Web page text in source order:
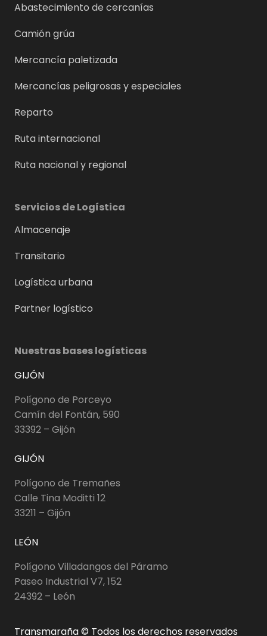
Abastecimiento de cercanías
Camión grúa
Mercancía paletizada
Mercancías peligrosas y especiales
Reparto
Ruta internacional
Ruta nacional y regional
Servicios de Logística
Almacenaje
Transitario
Logística urbana
Partner logístico
Nuestras bases logísticas
GIJÓN
Polígono de Porceyo
Camín del Fontán, 590
33392 – Gijón
GIJÓN
Polígono de Tremañes
Calle Tina Moditti 12
33211 – Gijón
LEÓN
Polígono Villadangos del Páramo
Paseo Industrial V7, 152
24392 – León
Transmaraña © Todos los derechos reservados